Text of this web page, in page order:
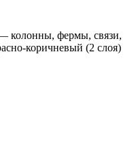
колонны, фермы, связи,
коричневый (2 слоя)